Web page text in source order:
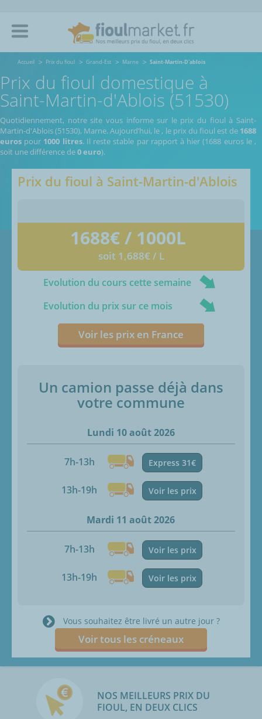
Accueil Prix du fioul Grand-Est Marne Saint-Martin-D'ablois
Prix du fioul domestique à
Saint-Martin-d'Ablois (51530)
Quotidiennement, notre site vous informe sur le prix du fioul à Saint-
Martin-d'Ablois (51530), Marne.Aujourd’hui, le , le prix du fioul est de 1688
euros pour 1000 litres. Il reste stable par rapport à hier (1688 euros le,
soit une différence de0 euro).
Prix du fioul à Saint-Martin-d'Ablois
1688€ / 1000L
soit 1,688€ / L
Evolution du cours cette semaine
Evolution du prix sur ce mois
Voir les prix en France
Un camion passe déjà dans
votre commune
Lundi 10 août 2026
7h-13h Express 31€
13h-19h Voir les prix
Mardi 11 août 2026
7h-13h Voir les prix
13h-19h Voir les prix
Vous souhaitez être livré un autre jour ?
Voir tous les créneaux
NOS MEILLEURS PRIX DU
FIOUL, EN DEUX CLICS